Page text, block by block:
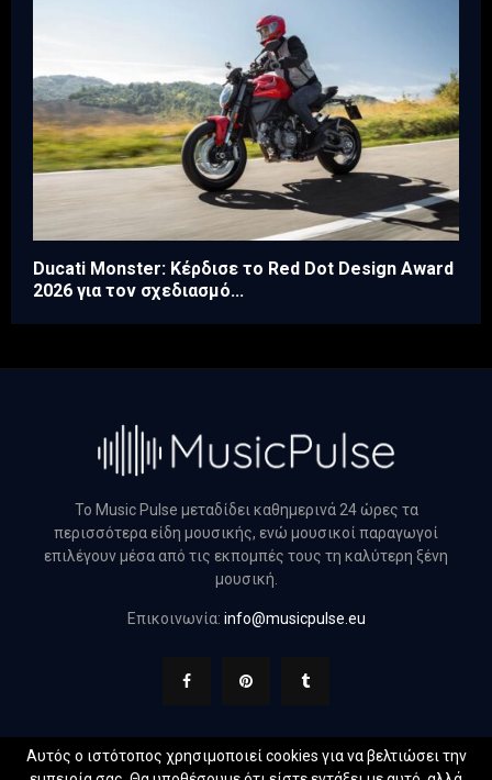
Ducati Monster: Κέρδισε το Red Dot Design Award
2026 για τον σχεδιασμό...
Το Music Pulse μεταδίδει καθημερινά 24 ώρες τα
περισσότερα είδη μουσικής, ενώ μουσικοί παραγωγοί
επιλέγουν μέσα από τις εκπομπές τους τη καλύτερη ξένη
μουσική.
Επικοινωνία: info@musicpulse.eu
Αυτός ο ιστότοπος χρησιμοποιεί cookies για να βελτιώσει την